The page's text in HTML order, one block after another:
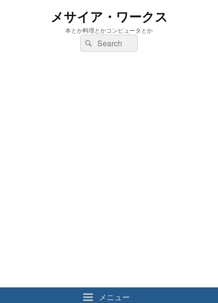
メサイア・ワークス
本とか料理とかコンピュータとか
検
索:
検
索
メニュー